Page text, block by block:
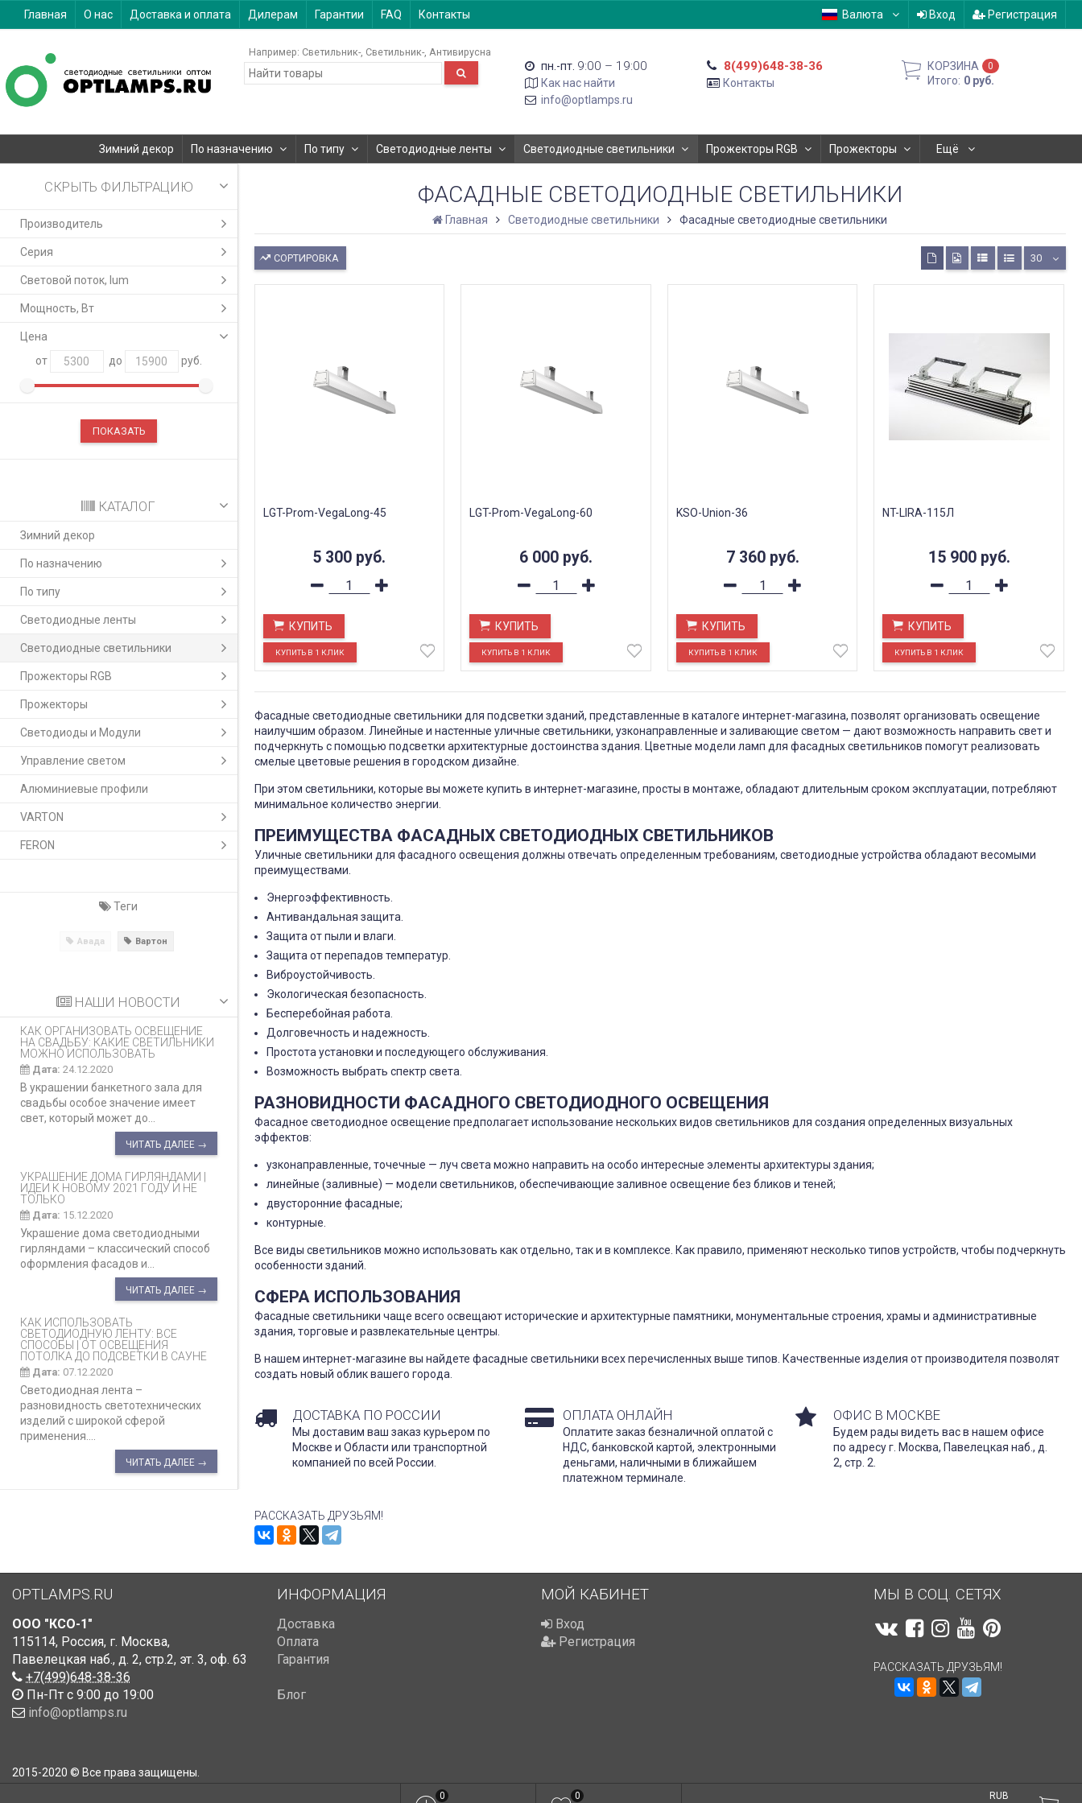
Главная О нас Доставка и оплата Дилерам Гарантии FAQ Контакты Валюта Вход Регистрация
Например: Светильник- Светильник- Антивирусна
пн.-пт. 9:00 – 19:00
Как нас найти
info@optlamps.ru
8(499)648-38-36
Контакты
КОРЗИНА 0
Итого: 0 руб.
Зимний декор По назначению По типу Светодиодные ленты Светодиодные светильники Прожекторы RGB Прожекторы Ещё
СКРЫТЬ ФИЛЬТРАЦИЮ
Производитель
Серия
Световой поток, lum
Мощность, Вт
Цена
от
до руб.
КАТАЛОГ
Зимний декор
По назначению
По типу
Светодиодные ленты
Светодиодные светильники
Прожекторы RGB
Прожекторы
Светодиоды и Модули
Управление светом
Алюминиевые профили
VARTON
FERON
Теги
Авада Вартон
НАШИ НОВОСТИ
КАК ОРГАНИЗОВАТЬ ОСВЕЩЕНИЕ
НА СВАДЬБУ: КАКИЕ СВЕТИЛЬНИКИ
МОЖНО ИСПОЛЬЗОВАТЬ
Дата: 24.12.2020
В украшении банкетного зала для
свадьбы особое значение имеет
свет, который может до...
ЧИТАТЬ ДАЛЕЕ →
УКРАШЕНИЕ ДОМА ГИРЛЯНДАМИ |
ИДЕИ К НОВОМУ 2021 ГОДУ И НЕ
ТОЛЬКО
Дата: 15.12.2020
Украшение дома светодиодными
гирляндами – классический способ
оформления фасадов и...
ЧИТАТЬ ДАЛЕЕ →
КАК ИСПОЛЬЗОВАТЬ
СВЕТОДИОДНУЮ ЛЕНТУ: ВСЕ
СПОСОБЫ | ОТ ОСВЕЩЕНИЯ
ПОТОЛКА ДО ПОДСВЕТКИ В САУНЕ
Дата: 07.12.2020
Светодиодная лента –
разновидность светотехнических
изделий с широкой сферой
применения....
ЧИТАТЬ ДАЛЕЕ →
ФАСАДНЫЕ СВЕТОДИОДНЫЕ СВЕТИЛЬНИКИ
Главная Светодиодные светильники Фасадные светодиодные светильники
СОРТИРОВКА 30
LGT-Prom-VegaLong-45
5 300 руб.
КУПИТЬ
LGT-Prom-VegaLong-60
6 000 руб.
КУПИТЬ
KSO-Union-36
7 360 руб.
КУПИТЬ
NT-LIRA-115Л
15 900 руб.
КУПИТЬ
Фасадные светодиодные светильники для подсветки зданий, представленные в каталоге интернет-магазина, позволят организовать освещение
наилучшим образом. Линейные и настенные уличные светильники, узконаправленные и заливающие светом — дают возможность направить свет и
подчеркнуть с помощью подсветки архитектурные достоинства здания. Цветные модели ламп для фасадных светильников помогут реализовать
смелые цветовые решения в городском дизайне.
При этом светильники, которые вы можете купить в интернет-магазине, просты в монтаже, обладают длительным сроком эксплуатации, потребляют
минимальное количество энергии.
ПРЕИМУЩЕСТВА ФАСАДНЫХ СВЕТОДИОДНЫХ СВЕТИЛЬНИКОВ
Уличные светильники для фасадного освещения должны отвечать определенным требованиям, светодиодные устройства обладают весомыми
преимуществами.
Энергоэффективность.
Антивандальная защита.
Защита от пыли и влаги.
Защита от перепадов температур.
Виброустойчивость.
Экологическая безопасность.
Бесперебойная работа.
Долговечность и надежность.
Простота установки и последующего обслуживания.
Возможность выбрать спектр света.
РАЗНОВИДНОСТИ ФАСАДНОГО СВЕТОДИОДНОГО ОСВЕЩЕНИЯ
Фасадное светодиодное освещение предполагает использование нескольких видов светильников для создания определенных визуальных
эффектов:
узконаправленные, точечные — луч света можно направить на особо интересные элементы архитектуры здания;
линейные (заливные) — модели светильников, обеспечивающие заливное освещение без бликов и теней;
двусторонние фасадные;
контурные.
Все виды светильников можно использовать как отдельно, так и в комплексе. Как правило, применяют несколько типов устройств, чтобы подчеркнуть
особенности зданий.
СФЕРА ИСПОЛЬЗОВАНИЯ
Фасадные светильники чаще всего освещают исторические и архитектурные памятники, монументальные строения, храмы и административные
здания, торговые и развлекательные центры.
В нашем интернет-магазине вы найдете фасадные светильники всех перечисленных выше типов. Качественные изделия от производителя позволят
создать новый облик вашего города.
ДОСТАВКА ПО РОССИИ
Мы доставим ваш заказ курьером по
Москве и Области или транспортной
компанией по всей России.
ОПЛАТА ОНЛАЙН
Оплатите заказ безналичной оплатой с
НДС, банковской картой, электронными
деньгами, наличными в ближайшем
платежном терминале.
ОФИС В МОСКВЕ
Будем рады видеть вас в нашем офисе
по адресу г. Москва, Павелецкая наб., д.
2, стр. 2.
РАССКАЗАТЬ ДРУЗЬЯМ!
OPTLAMPS.RU
ООО "КСО-1"
115114, Россия, г. Москва,
Павелецкая наб., д. 2, стр.2, эт. 3, оф. 63
+7(499)648-38-36
Пн-Пт с 9:00 до 19:00
info@optlamps.ru
ИНФОРМАЦИЯ
Доставка
Оплата
Гарантия
Блог
МОЙ КАБИНЕТ
Вход
Регистрация
МЫ В СОЦ. СЕТЯХ
РАССКАЗАТЬ ДРУЗЬЯМ!
2015-2020 © Все права защищены.
0 0 RUB